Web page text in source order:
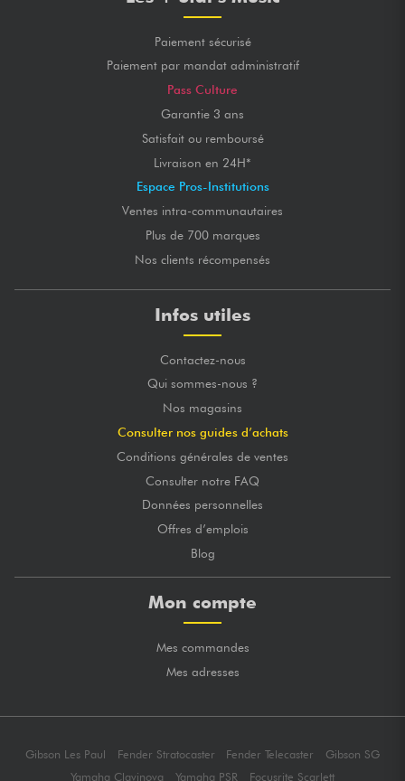
Paiement sécurisé
Paiement par mandat administratif
Pass Culture
Garantie 3 ans
Satisfait ou remboursé
Livraison en 24H*
Espace Pros-Institutions
Ventes intra-communautaires
Plus de 700 marques
Nos clients récompensés
Infos utiles
Contactez-nous
Qui sommes-nous ?
Nos magasins
Consulter nos guides d’achats
Conditions générales de ventes
Consulter notre FAQ
Données personnelles
Offres d’emplois
Blog
Mon compte
Mes commandes
Mes adresses
Gibson Les Paul Fender Stratocaster Fender Telecaster
Gibson SG
Yamaha Clavinova
Yamaha PSR Focusrite Scarlett